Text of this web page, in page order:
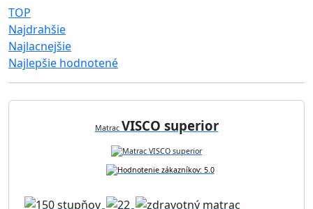
TOP
Najdrahšie
Najlacnejšie
Najlepšie hodnotené
Matrac VISCO superior